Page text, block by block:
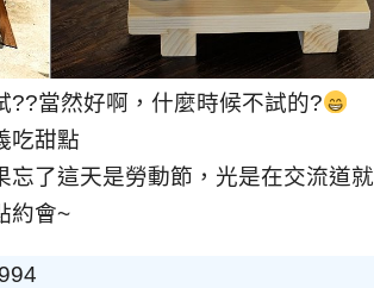
??當然好啊，什麼時候不試的?
吃甜點
了這天是勞動節，光是在交流道就
約會~